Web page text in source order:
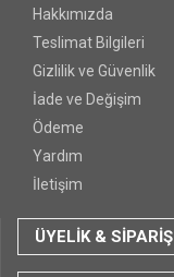
Hakkımızda
Teslimat Bilgileri
Gizlilik ve Güvenlik
İade ve Değişim
Ödeme
Yardım
İletişim
ÜYELİK & SİPARİŞ